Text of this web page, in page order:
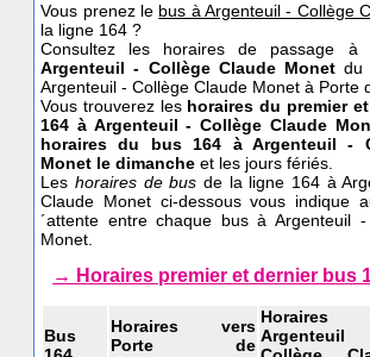
Vous prenez le bus à Argenteuil - Collège
la ligne 164 ?
Consultez les horaires de passage à
Argenteuil - Collège Claude Monet du
Argenteuil - Collège Claude Monet à Porte
Vous trouverez les horaires du premier
164 à Argenteuil - Collège Claude
horaires du bus 164 à Argenteuil -
Monet le dimanche et les jours fériés.
Les horaires de bus de la ligne 164 à
Claude Monet ci-dessous vous indique
´attente entre chaque bus à Argenteuil
Monet.
→ Horaires premier et dernier bus
Bus
Horaires vers
Porte de
Horaires